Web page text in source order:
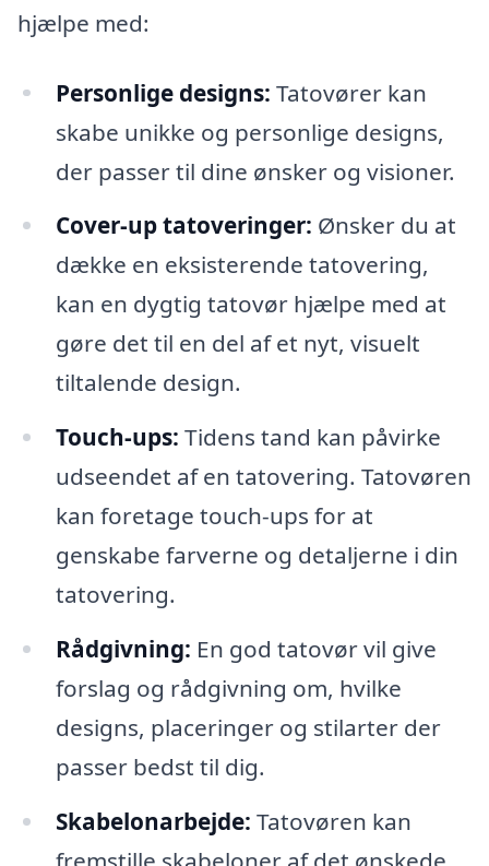
hjælpe med:
Personlige designs: Tatovører kan
skabe unikke og personlige designs,
der passer til dine ønsker og visioner.
Cover-up tatoveringer: Ønsker du at
dække en eksisterende tatovering,
kan en dygtig tatovør hjælpe med at
gøre det til en del af et nyt, visuelt
tiltalende design.
Touch-ups: Tidens tand kan påvirke
udseendet af en tatovering. Tatovøren
kan foretage touch-ups for at
genskabe farverne og detaljerne i din
tatovering.
Rådgivning: En god tatovør vil give
forslag og rådgivning om, hvilke
designs, placeringer og stilarter der
passer bedst til dig.
Skabelonarbejde: Tatovøren kan